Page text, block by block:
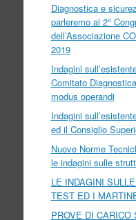
Diagnostica e
parleremo al 2°
dell’Associazione
2019
Indagini
Comitato
modus operandi
Indagini
ed il Consiglio
Nuove Norme
le indagini sulle
LE INDAGINI
TEST ED I
PROVE DI CARICO